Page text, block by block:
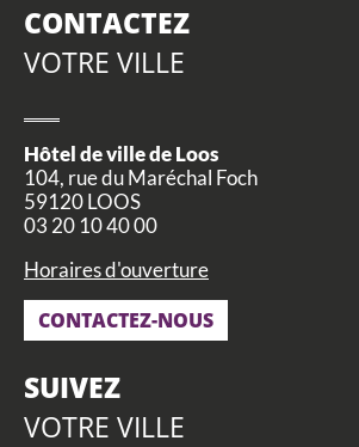
CONTACTEZ
VOTRE VILLE
Hôtel de ville de Loos
104, rue du Maréchal Foch
59120 LOOS
03 20 10 40 00
Horaires d'ouverture
CONTACTEZ-NOUS
SUIVEZ
VOTRE VILLE